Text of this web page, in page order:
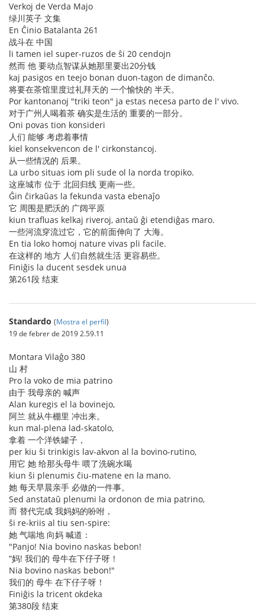
Verkoj de Verda Majo
绿川英子 文集
En Ĉinio Batalanta 261
战斗在 中国
li tamen iel super-ruzos de ŝi 20 cendojn
然而 他 要动点智谋从她那里要出20分钱
kaj pasigos en teejo bonan duon-tagon de dimanĉo.
将要在茶馆里度过礼拜天的 一个愉快的 半天。
Por kantonanoj "triki teon" ja estas necesa parto de l' vivo.
对于广州人喝着茶 确实是生活的 重要的一部分。
Oni povas tion konsideri
人们 能够 考虑着事情
kiel konsekvencon de l' cirkonstancoj.
从一些情况的 后果。
La urbo situas iom pli sude ol la norda tropiko.
这座城市 位于 北回归线 更南一些。
Ĝin ĉirkaŭas la fekunda vasta ebenaĵo
它 周围是肥沃的 广阔平原
kiun trafluas kelkaj riveroj, antaŭ ĝi etendiĝas maro.
一些河流穿流过它，它的前面伸向了 大海。
En tia loko homoj nature vivas pli facile.
在这样的 地方 人们自然就生活 更容易些。
Finiĝis la ducent sesdek unua
第261段 结束
Standardo (Mostra el perfil)
19 de febrer de 2019 2.59.11
Montara Vilaĝo 380
山 村
Pro la voko de mia patrino
由于 我母亲的 喊声
Alan kuregis el la bovinejo,
阿兰 就从牛棚里 冲出来。
kun mal-plena lad-skatolo,
拿着 一个洋铁罐子，
per kiu ŝi trinkigis lav-akvon al la bovino-rutino,
用它 她 给那头母牛 喂了洗碗水喝
kiun ŝi plenumis ĉiu-matene en la mano.
她 每天早晨亲手 必做的一件事。
Sed anstataŭ plenumi la ordonon de mia patrino,
而 替代完成 我妈妈的吩咐，
ŝi re-kriis al tiu sen-spire:
她 气喘地 向妈 喊道：
"Panjo! Nia bovino naskas bebon!
“妈! 我们的 母牛在下仔子呀！
Nia bovino naskas bebon!"
我们的 母牛 在下仔子呀！
Finiĝis la tricent okdeka
第380段 结束